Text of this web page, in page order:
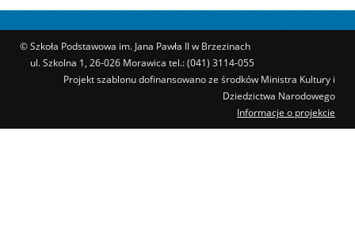
© Szkoła Podstawowa im. Jana Pawła II w Brzezinach
ul. Szkolna 1, 26-026 Morawica tel.: (041) 3114-055
Projekt szablonu dofinansowano ze środków Ministra Kultury i
Dziedzictwa Narodowego
Informacje o projekcie